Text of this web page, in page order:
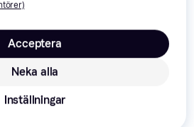
Neka alla
Acceptera
Inställningar